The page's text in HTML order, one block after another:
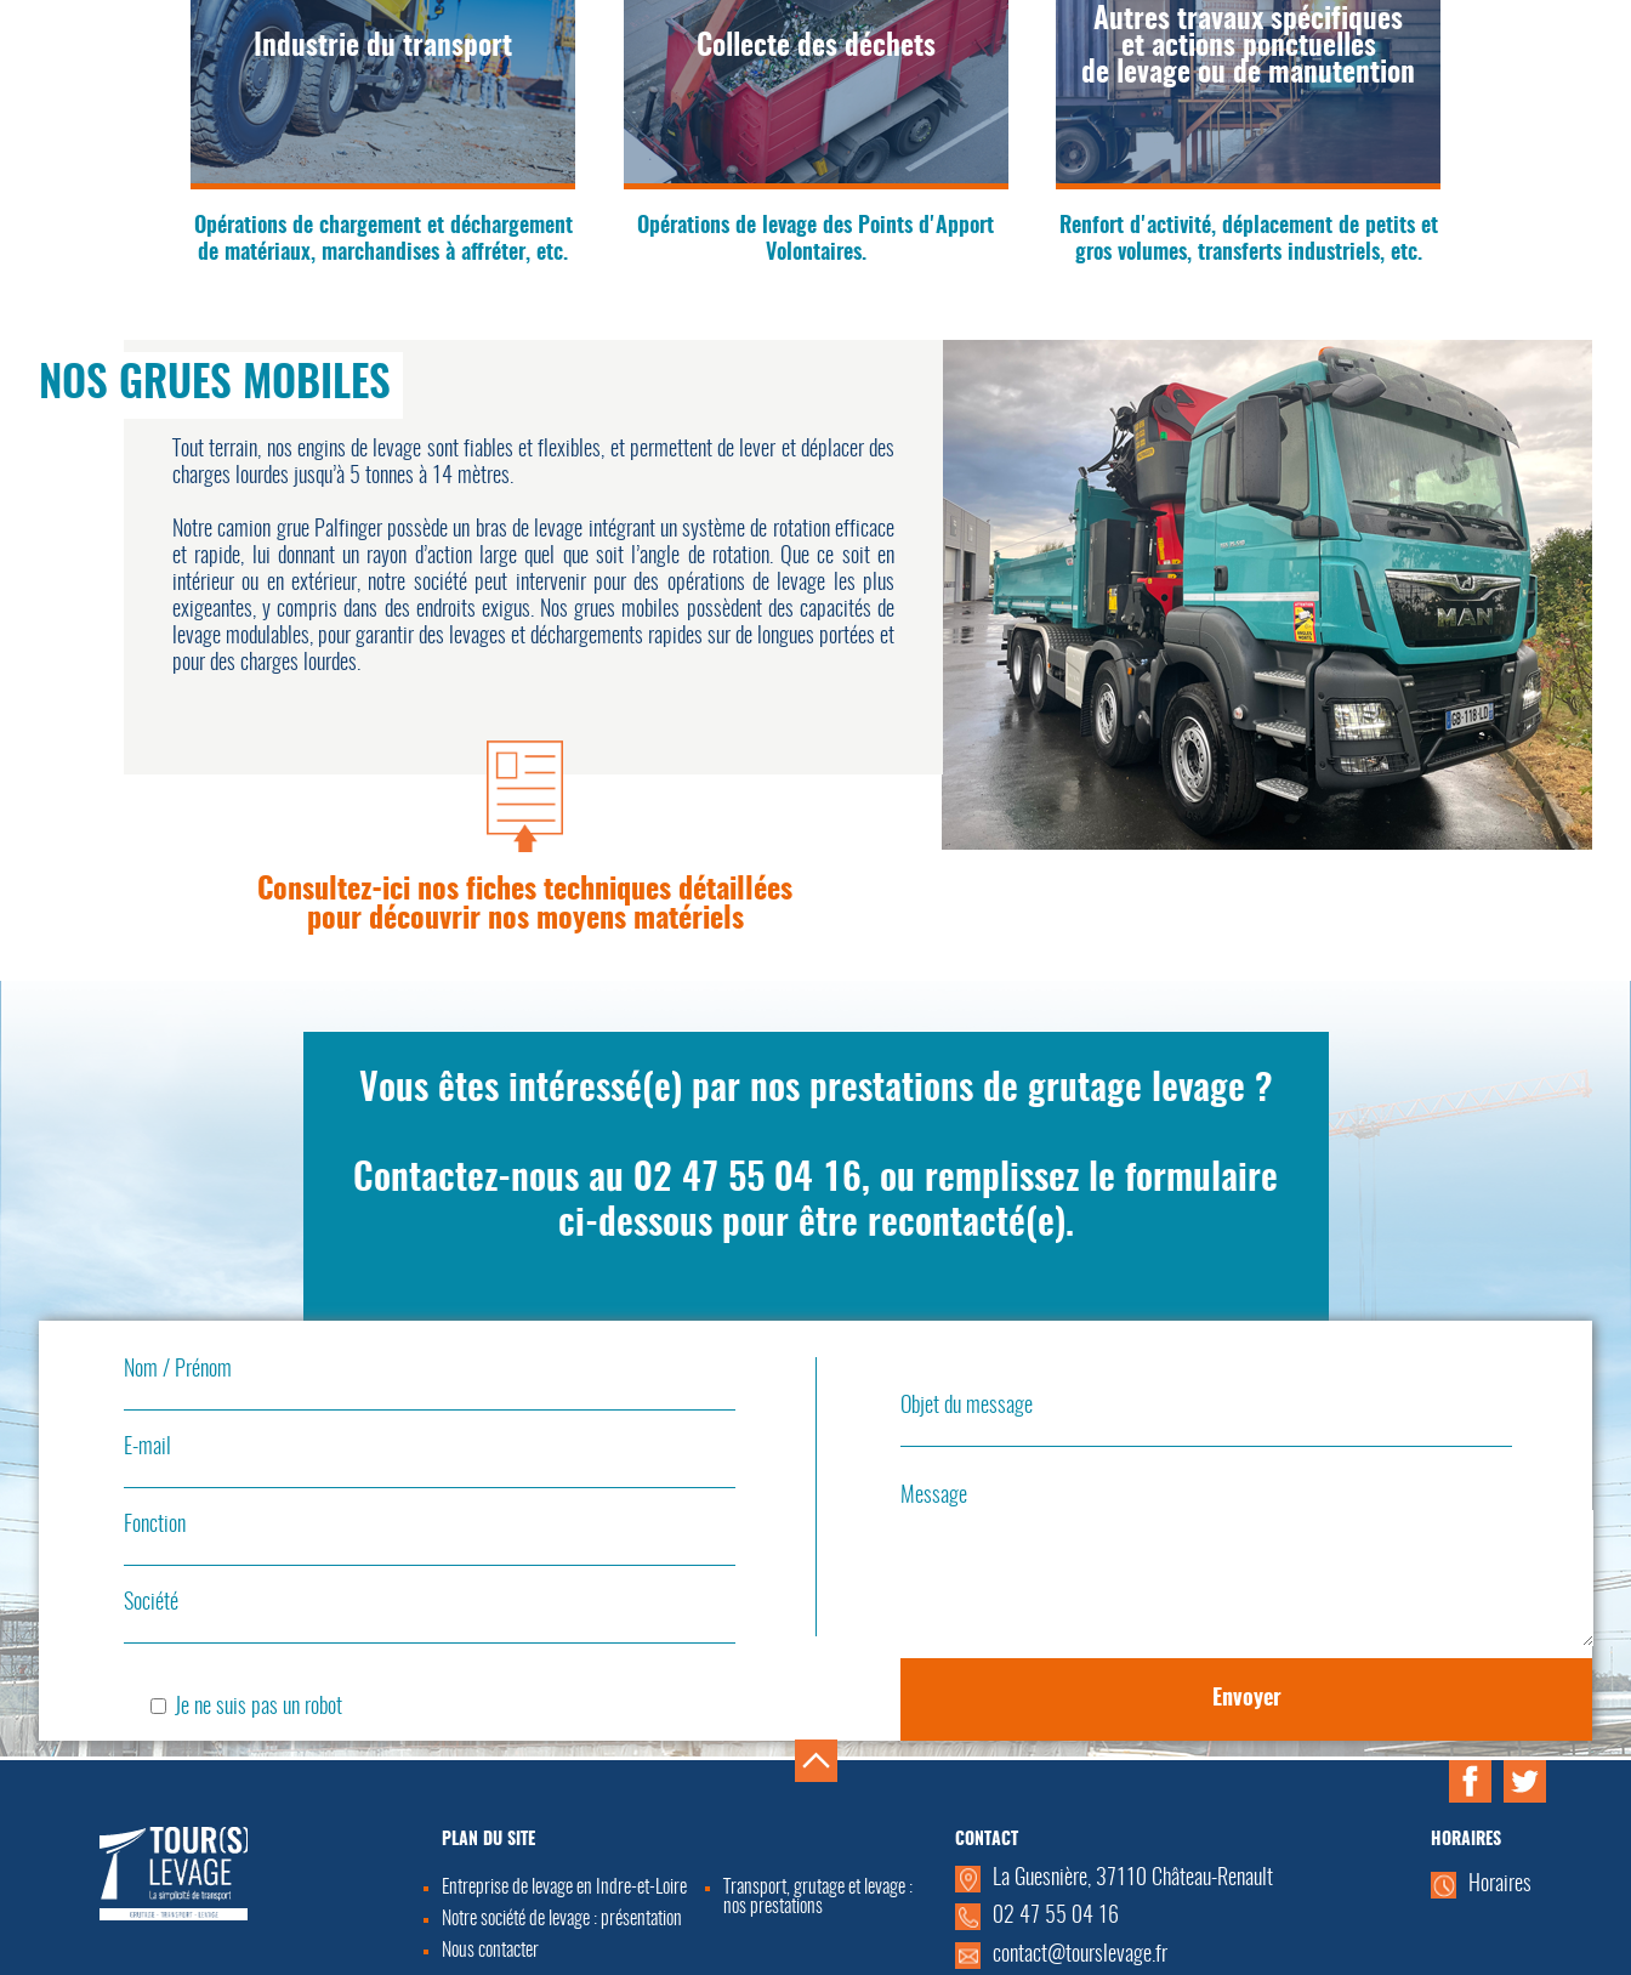
Industrie du transport
Opérations de chargement et déchargement
de matériaux, marchandises à affréter, etc.
Collecte des déchets
Opérations de levage des Points d'Apport
Volontaires.
Autres travaux spécifiques
et actions ponctuelles
de levage ou de manutention
Renfort d'activité, déplacement de petits et
gros volumes, transferts industriels, etc.
NOS GRUES MOBILES
Tout terrain, nos engins de levage sont fiables et flexibles, et permettent de lever et déplacer des
charges lourdes jusqu’à 5 tonnes à 14 mètres.
Notre camion grue Palfinger possède un bras de levage intégrant un système de rotation efficace
et rapide, lui donnant un rayon d’action large quel que soit l’angle de rotation. Que ce soit en
intérieur ou en extérieur, notre société peut intervenir pour des opérations de levage les plus
exigeantes, y compris dans des endroits exigus. Nos grues mobiles possèdent des capacités de
levage modulables, pour garantir des levages et déchargements rapides sur de longues portées et
pour des charges lourdes.
Consultez-ici nos fiches techniques détaillées
pour découvrir nos moyens matériels
Vous êtes intéressé(e) par nos prestations de grutage levage ?
Contactez-nous au 02 47 55 04 16, ou remplissez le formulaire
ci-dessous pour être recontacté(e).
Nom / Prénom
E-mail
Fonction
Société
Je ne suis pas un robot
Objet du message
Message
PLAN DU SITE
Entreprise de levage en Indre-et-Loire
Notre société de levage : présentation
Nous contacter
Transport, grutage et levage :
nos prestations
CONTACT
La Guesnière, 37110 Château-Renault
02 47 55 04 16
contact@tourslevage.fr
HORAIRES
Horaires